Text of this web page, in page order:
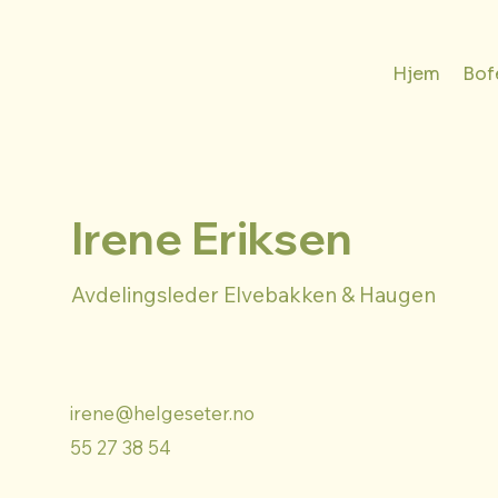
Hjem
Irene Eriksen
Avdelingsleder Elvebakken & Haugen
irene@helgeseter.no
55 27 38 54